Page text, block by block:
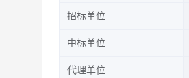
招标单位
中标单位
代理单位